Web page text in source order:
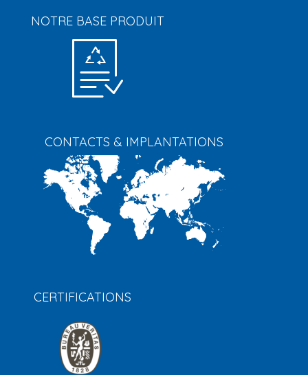
NOTRE BASE PRODUIT
CONTACTS & IMPLANTATIONS
CERTIFICATIONS